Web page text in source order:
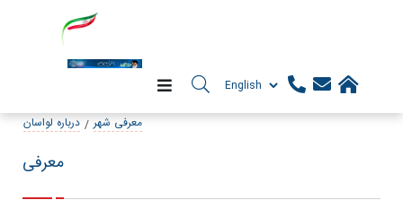
درباره لواسان معرفی شهر
معرفی